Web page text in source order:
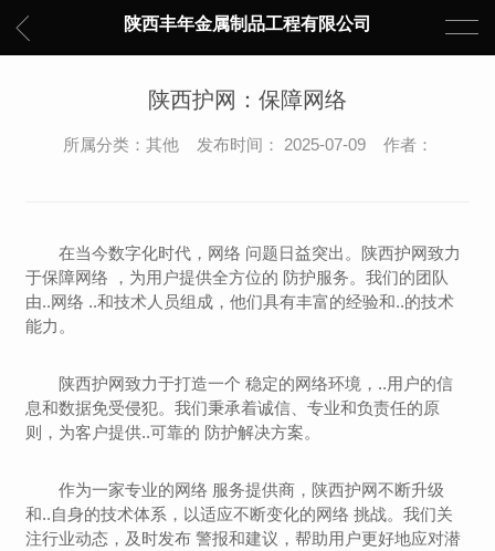
陕西丰年金属制品工程有限公司
陕西护网：保障网络
所属分类：其他 发布时间： 2025-07-09 作者：
在当今数字化时代，网络 问题日益突出。陕西护网致力
于保障网络 ，为用户提供全方位的 防护服务。我们的团队
由..网络 ..和技术人员组成，他们具有丰富的经验和..的技术
能力。
陕西护网致力于打造一个 稳定的网络环境，..用户的信
息和数据免受侵犯。我们秉承着诚信、专业和负责任的原
则，为客户提供..可靠的 防护解决方案。
作为一家专业的网络 服务提供商，陕西护网不断升级
和..自身的技术体系，以适应不断变化的网络 挑战。我们关
注行业动态，及时发布 警报和建议，帮助用户更好地应对潜